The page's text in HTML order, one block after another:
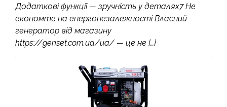
Додаткові функції — зручність у деталях7 Не
економте на енергонезалежності Власний
генератор від магазину
https://genset.com.ua/ua/ — це не […]